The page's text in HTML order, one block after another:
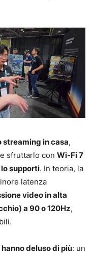
in casa,
sfruttarlo con Wi-Fi 7
supporti. In teoria, la
latenza
video in alta
a 90 o 120Hz,
deluso di più: un